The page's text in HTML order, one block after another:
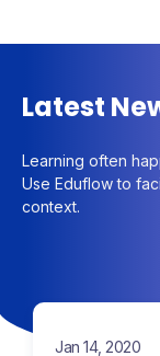
Latest
Learning often
Use Eduflow to
context.
Jan 14, 2020